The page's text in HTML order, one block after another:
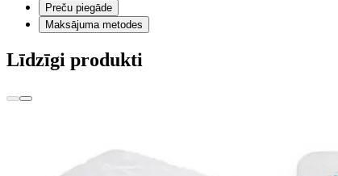
Preču piegāde
Maksājuma metodes
Līdzīgi produkti